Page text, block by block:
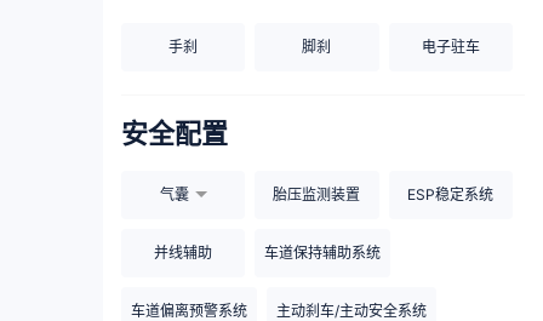
手刹 脚刹 电子驻车
安全配置
气囊 胎压监测装置 ESP稳定系统
并线辅助 车道保持辅助系统
车道偏离预警系统 主动刹车/主动安全系统